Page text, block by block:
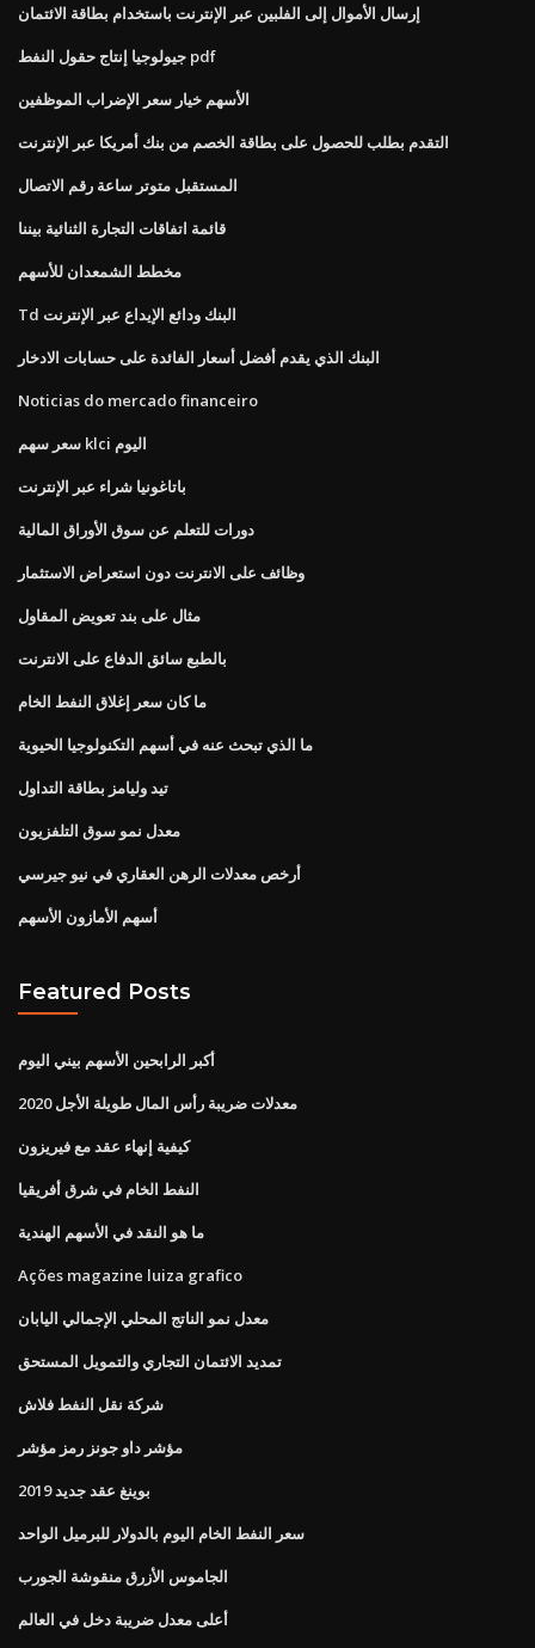
إرسال الأموال إلى الفلبين عبر الإنترنت باستخدام بطاقة الائتمان
جيولوجيا إنتاج حقول النفط pdf
الأسهم خيار سعر الإضراب الموظفين
التقدم بطلب للحصول على بطاقة الخصم من بنك أمريكا عبر الإنترنت
المستقبل متوتر ساعة رقم الاتصال
قائمة اتفاقات التجارة الثنائية بيننا
مخطط الشمعدان للأسهم
Td البنك ودائع الإيداع عبر الإنترنت
البنك الذي يقدم أفضل أسعار الفائدة على حسابات الادخار
Noticias do mercado financeiro
سعر سهم klci اليوم
باتاغونيا شراء عبر الإنترنت
دورات للتعلم عن سوق الأوراق المالية
وظائف على الانترنت دون استعراض الاستثمار
مثال على بند تعويض المقاول
بالطبع سائق الدفاع على الانترنت
ما كان سعر إغلاق النفط الخام
ما الذي تبحث عنه في أسهم التكنولوجيا الحيوية
تيد وليامز بطاقة التداول
معدل نمو سوق التلفزيون
أرخص معدلات الرهن العقاري في نيو جيرسي
أسهم الأمازون الأسهم
Featured Posts
أكبر الرابحين الأسهم بيني اليوم
معدلات ضريبة رأس المال طويلة الأجل 2020
كيفية إنهاء عقد مع فيريزون
النفط الخام في شرق أفريقيا
ما هو النقد في الأسهم الهندية
Ações magazine luiza grafico
معدل نمو الناتج المحلي الإجمالي اليابان
تمديد الائتمان التجاري والتمويل المستحق
شركة نقل النفط فلاش
مؤشر داو جونز رمز مؤشر
بوينغ عقد جديد 2019
سعر النفط الخام اليوم بالدولار للبرميل الواحد
الجاموس الأزرق منقوشة الجورب
أعلى معدل ضريبة دخل في العالم